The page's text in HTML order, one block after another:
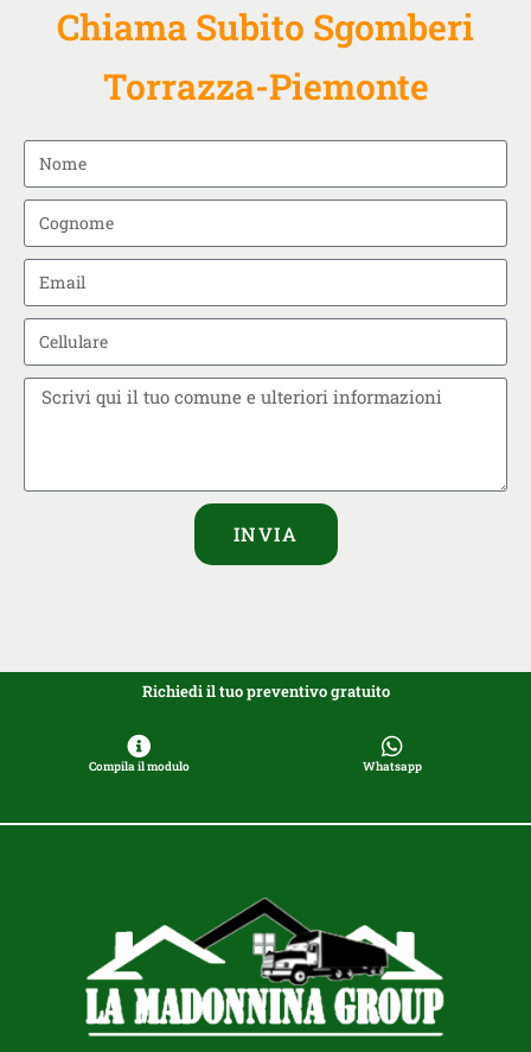
Chiama Subito Sgomberi
Torrazza-Piemonte
INVIA
Richiedi il tuo preventivo gratuito
Compila il modulo Whatsapp